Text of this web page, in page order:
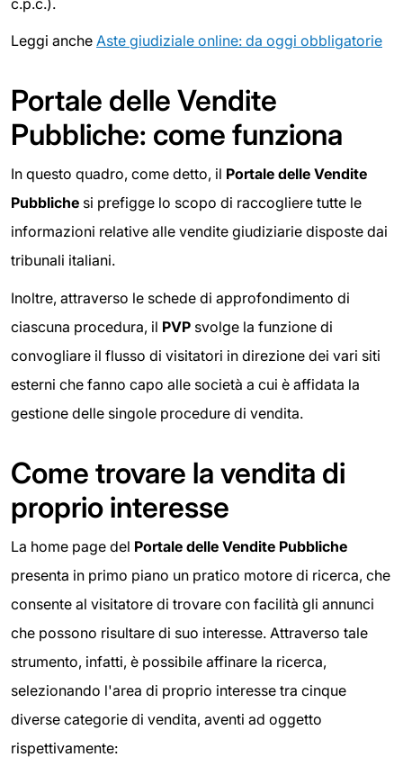
Leggi anche Aste giudiziale online: da oggi obbligatorie
Portale delle Vendite
Pubbliche: come funziona
In questo quadro, come detto, il Portale delle Vendite
Pubbliche si prefigge lo scopo di raccogliere tutte le
informazioni relative alle vendite giudiziarie disposte dai
tribunali italiani.
Inoltre, attraverso le schede di approfondimento di
ciascuna procedura, il PVP svolge la funzione di
convogliare il flusso di visitatori in direzione dei vari siti
esterni che fanno capo alle società a cui è affidata la
gestione delle singole procedure di vendita.
Come trovare la vendita di
proprio interesse
La home page del Portale delle Vendite Pubbliche
presenta in primo piano un pratico motore di ricerca, che
consente al visitatore di trovare con facilità gli annunci
che possono risultare di suo interesse. Attraverso tale
strumento, infatti, è possibile affinare la ricerca,
selezionando l'area di proprio interesse tra cinque
diverse categorie di vendita, aventi ad oggetto
rispettivamente: